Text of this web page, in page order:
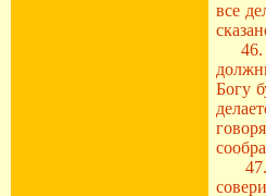
все
46.
Богу
47.